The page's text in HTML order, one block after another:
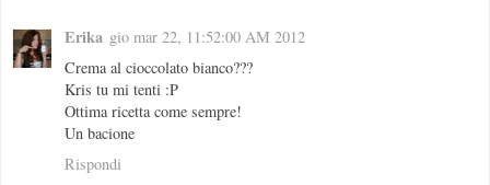
Erika gio mar 22, 11:52:00 AM 2012
Crema al cioccolato bianco???
Kris tu mi tenti :P
Ottima ricetta come sempre!
Un bacione
Rispondi